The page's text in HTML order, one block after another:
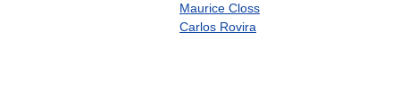
Maurice Closs
Carlos Rovira